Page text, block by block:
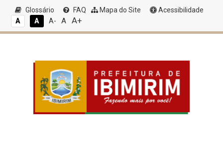
Glossário FAQ Mapa do Site
Acessibilidade
A
A A- A A+